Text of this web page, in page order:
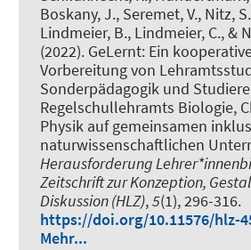
Boskany, J., Seremet, V., Nitz,
Lindmeier, B., Lindmeier, C., &
(2022). GeLernt: Ein
Vorbereitung von
Sonderpädagogik und
Regelschullehramts Biologie,
Physik auf gemeinsamen
naturwissenschaftlichen
Herausforderung
Zeitschrift zur Konzeption,
Diskussion (HLZ),5(1), 296-316.
https://doi.org/10.11576/hlz-
Mehr...